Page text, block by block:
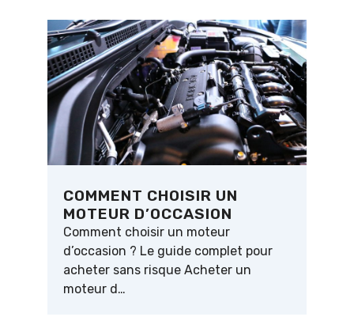
COMMENT CHOISIR UN
MOTEUR D’OCCASION
Comment choisir un moteur
d’occasion ? Le guide complet pour
acheter sans risque Acheter un
moteur d…